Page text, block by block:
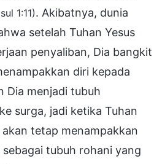
1:11). Akibatnya, dunia
setelah Tuhan Yesus
penyaliban, Dia bangkit
diri kepada
Dia menjadi tubuh
surga, jadi ketika Tuhan
tetap menampakkan
tubuh rohani yang